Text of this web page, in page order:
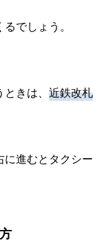
でしょう。
きは、 近鉄改札
に進むとタクシー